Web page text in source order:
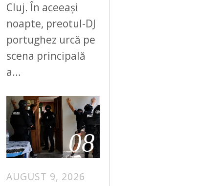
Cluj. În aceeași
noapte, preotul-DJ
portughez urcă pe
scena principală
a…
08
AUGUST 9, 2026